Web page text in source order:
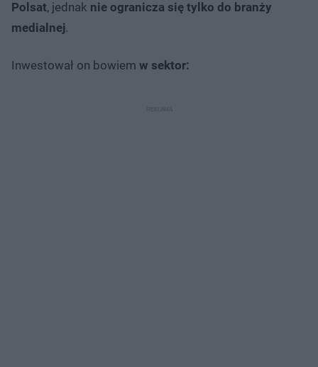
Polsat, jednak nie ogranicza się tylko do branży
medialnej.
Inwestował on bowiem w sektor: